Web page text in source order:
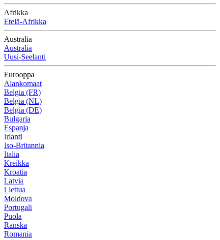
Afrikka
Etelä-Afrikka
Australia
Australia
Uusi-Seelanti
Eurooppa
Alankomaat
Belgia (FR)
Belgia (NL)
Belgia (DE)
Bulgaria
Espanja
Irlanti
Iso-Britannia
Italia
Kreikka
Kroatia
Latvia
Liettua
Moldova
Portugali
Puola
Ranska
Romania